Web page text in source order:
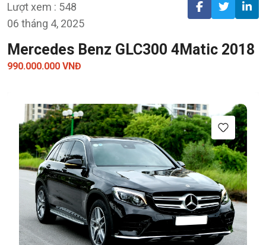
Lượt xem : 548
06 tháng 4, 2025
Mercedes Benz GLC300 4Matic 2018
990.000.000 VNĐ